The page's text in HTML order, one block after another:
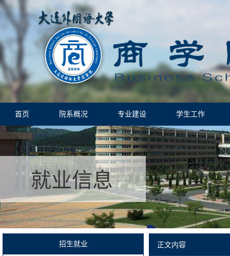
首页 院系概况 专业建设 学生工作
就业信息
招生就业 正文内容